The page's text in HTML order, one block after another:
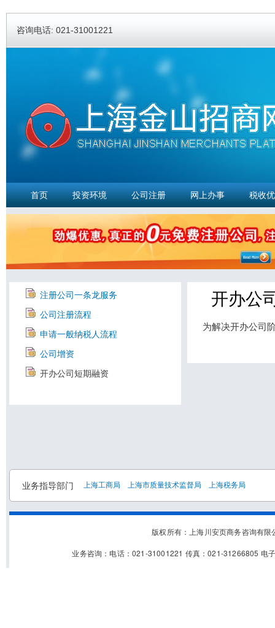
咨询电话: 021-31001221
首页 投资环境 公司注册 网上办事 税收
注册公司一条龙服务
公司注册流程
申请一般纳税人流程
公司增资
开办公司短期融资
开办公
为解决开办公司
业务指导部门 上海工商局 上海市质量技术监督局 上海税务局
版权所有：上海川安页商务咨询有
业务咨询：电话：021-31001221 传真：021-31266805 电